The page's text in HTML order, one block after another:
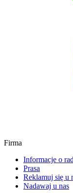
Firma
Informacje o
Prasa
Reklamuj się u
Nadawaj u nas